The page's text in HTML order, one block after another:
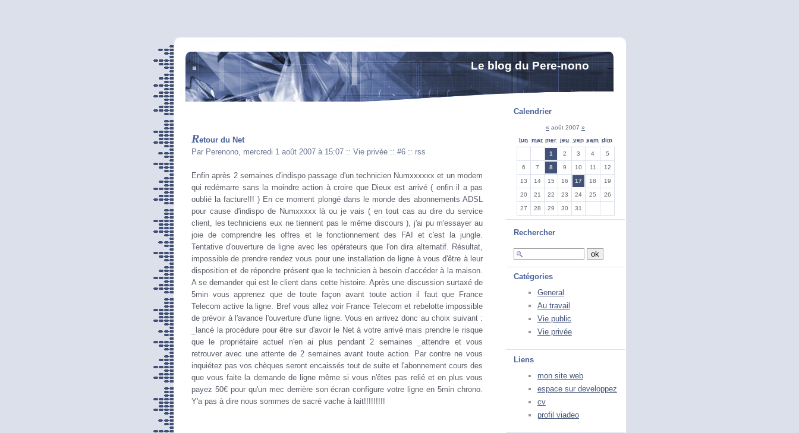
Le blog du Pere-nono
Calendrier
« août 2007 »
lun mar mer jeu ven sam dim
1 2 3 4 5
6 7 8 9 10 11 12
13 14 15 16 17 18 19
20 21 22 23 24 25 26
27 28 29 30 31
Rechercher
Catégories
General
Au travail
Vie public
Vie privée
Liens
mon site web
espace sur developpez
cv
profil viadeo
Retour du Net
Par Perenono, mercredi 1 août 2007 à 15:07 :: Vie privée :: #6 :: rss
Enfin après 2 semaines d'indispo passage d'un technicien Numxxxxxx et un modem
qui redémarre sans la moindre action à croire que Dieux est arrivé ( enfin il a pas
oublié la facture!!! ) En ce moment plongé dans le monde des abonnements ADSL
pour cause d'indispo de Numxxxxx là ou je vais ( en tout cas au dire du service
client, les techniciens eux ne tiennent pas le même discours ), j'ai pu m'essayer au
joie de comprendre les offres et le fonctionnement des FAI et c'est la jungle.
Tentative d'ouverture de ligne avec les opérateurs que l'on dira alternatif. Résultat,
impossible de prendre rendez vous pour une installation de ligne à vous d'être à leur
disposition et de répondre présent que le technicien à besoin d'accéder à la maison.
A se demander qui est le client dans cette histoire. Après une discussion surtaxé de
5min vous apprenez que de toute façon avant toute action il faut que France
Telecom active la ligne. Bref vous allez voir France Telecom et rebelotte impossible
de prévoir à l'avance l'ouverture d'une ligne. Vous en arrivez donc au choix suivant :
_lancé la procédure pour être sur d'avoir le Net à votre arrivé mais prendre le risque
que le propriétaire actuel n'en ai plus pendant 2 semaines _attendre et vous
retrouver avec une attente de 2 semaines avant toute action. Par contre ne vous
inquiétez pas vos chèques seront encaissés tout de suite et l'abonnement cours des
que vous faite la demande de ligne même si vous n'êtes pas relié et en plus vous
payez 50€ pour qu'un mec derrière son écran configure votre ligne en 5min chrono.
Y'a pas à dire nous sommes de sacré vache à lait!!!!!!!!!